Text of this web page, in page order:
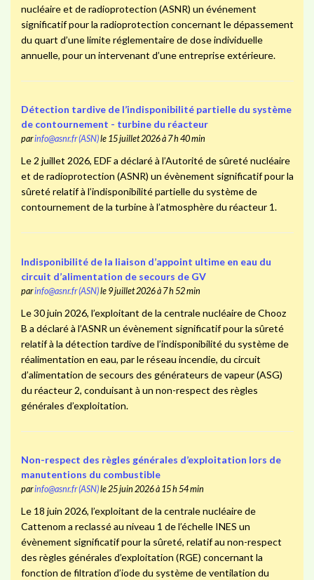
nucléaire et de radioprotection (ASNR) un événement
significatif pour la radioprotection concernant le dépassement
du quart d’une limite réglementaire de dose individuelle
annuelle, pour un intervenant d’une entreprise extérieure.
Détection tardive de l’indisponibilité partielle du système
de contournement - turbine du réacteur
parinfo@asnr.fr (ASN)le 15 juillet 2026 à 7 h 40 min
Le 2 juillet 2026, EDF a déclaré à l’Autorité de sûreté nucléaire
et de radioprotection (ASNR) un évènement significatif pour la
sûreté relatif à l’indisponibilité partielle du système de
contournement de la turbine à l’atmosphère du réacteur 1.
Indisponibilité de la liaison d’appoint ultime en eau du
circuit d’alimentation de secours de GV
parinfo@asnr.fr (ASN)le 9 juillet 2026 à 7 h 52 min
Le 30 juin 2026, l’exploitant de la centrale nucléaire de Chooz
B a déclaré à l’ASNR un évènement significatif pour la sûreté
relatif à la détection tardive de l’indisponibilité du système de
réalimentation en eau, par le réseau incendie, du circuit
d’alimentation de secours des générateurs de vapeur (ASG)
du réacteur 2, conduisant à un non-respect des règles
générales d’exploitation.
Non-respect des règles générales d’exploitation lors de
manutentions du combustible
parinfo@asnr.fr (ASN)le 25 juin 2026 à 15 h 54 min
Le 18 juin 2026, l’exploitant de la centrale nucléaire de
Cattenom a reclassé au niveau 1 de l’échelle INES un
évènement significatif pour la sûreté, relatif au non-respect
des règles générales d’exploitation (RGE) concernant la
fonction de filtration d’iode du système de ventilation du